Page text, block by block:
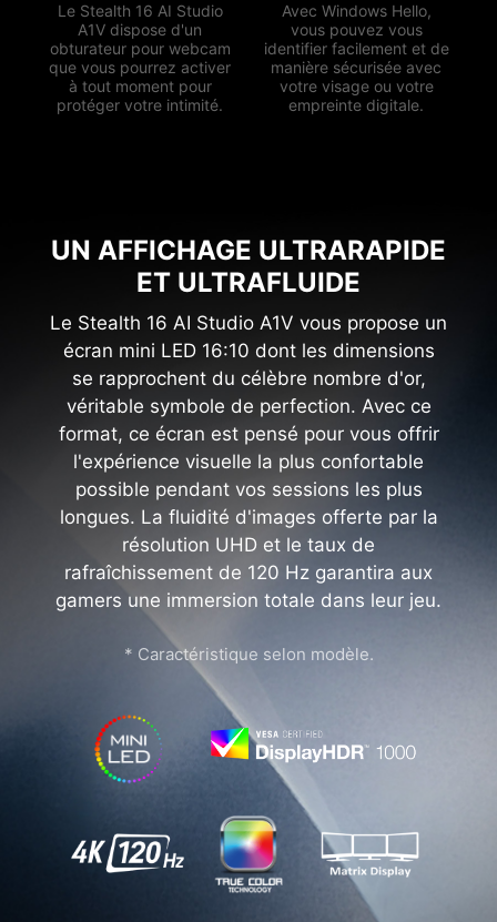
Le Stealth 16 AI Studio
A1V dispose d'un
obturateur pour webcam
que vous pourrez activer
à tout moment pour
protéger votre intimité.
Avec Windows Hello,
vous pouvez vous
identifier facilement et de
manière sécurisée avec
votre visage ou votre
empreinte digitale.
UN AFFICHAGE ULTRARAPIDE
ET ULTRAFLUIDE
Le Stealth 16 AI Studio A1V vous propose un
écran mini LED 16:10 dont les dimensions
se rapprochent du célèbre nombre d'or,
véritable symbole de perfection. Avec ce
format, ce écran est pensé pour vous offrir
l'expérience visuelle la plus confortable
possible pendant vos sessions les plus
longues. La fluidité d'images offerte par la
résolution UHD et le taux de
rafraîchissement de 120 Hz garantira aux
gamers une immersion totale dans leur jeu.
* Caractéristique selon modèle.